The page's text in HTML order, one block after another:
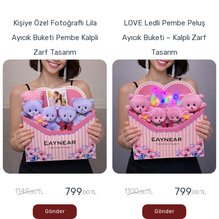
Kişiye Özel Fotoğraflı Lila
Ayıcık Buketi Pembe Kalpli
Zarf Tasarım
1149,00 TL 799,00 TL
Gönder
LOVE Ledli Pembe Peluş
Ayıcık Buketi – Kalpli Zarf
Tasarım
1100,00 TL 799,00 TL
Gönder